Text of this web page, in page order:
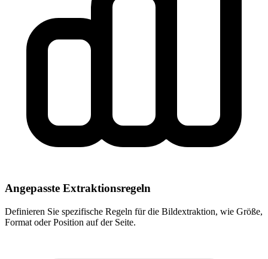
Angepasste Extraktionsregeln
Definieren Sie spezifische Regeln für die Bildextraktion, wie Größe,
Format oder Position auf der Seite.